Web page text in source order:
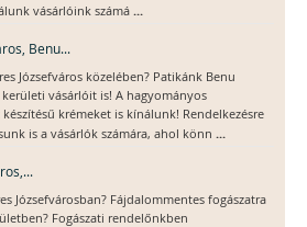
vásárlóink számá ...
Benu...
Józsefváros közelében? Patikánk Benu
vásárlóit is! A hagyományos
krémeket is kínálunk! Rendelkezésre
is a vásárlók számára, ahol könn ...
Józsefvárosban? Fájdalommentes fogászatra
Fogászati rendelőnkben